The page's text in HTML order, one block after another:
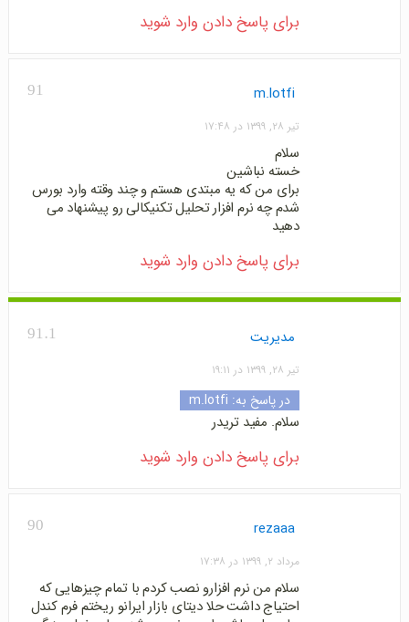
برای پاسخ دادن وارد شوید
91 m.lotfi
تیر ۲۸, ۱۳۹۹ در ۱۷:۴۸
سلام
خسته نباشین
برای من که یه مبتدی هستم و چند وقته وارد بورس
شدم چه نرم افزار تحلیل تکنیکالی رو پیشنهاد می
دهید
برای پاسخ دادن وارد شوید
91.1 مدیریت
تیر ۲۸, ۱۳۹۹ در ۱۹:۱۱
در پاسخ به: m.lotfi
سلام. مفید تریدر
برای پاسخ دادن وارد شوید
90 rezaaa
مرداد ۲, ۱۳۹۹ در ۱۷:۳۸
سلام من نرم افزارو نصب کردم با تمام چیزهایی که
احتیاج داشت حلا دیتای بازار ایرانو ریختم فرم کندل